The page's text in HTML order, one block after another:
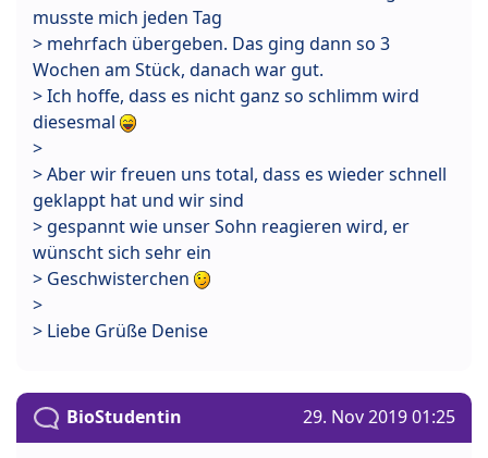
musste mich jeden Tag
> mehrfach übergeben. Das ging dann so 3
Wochen am Stück, danach war gut.
> Ich hoffe, dass es nicht ganz so schlimm wird
diesesmal
>
> Aber wir freuen uns total, dass es wieder schnell
geklappt hat und wir sind
> gespannt wie unser Sohn reagieren wird, er
wünscht sich sehr ein
> Geschwisterchen
>
> Liebe Grüße Denise
BioStudentin 29. Nov 2019 01:25